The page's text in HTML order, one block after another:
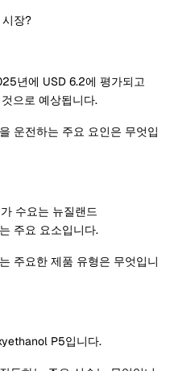
장?
년에 USD 6.2에 평가되고
으로 예상됩니다.
운전하는 주요 요인은 무엇입
수요는 뉴질랜드
주요 요소입니다.
주요한 제품 유형은 무엇입니
P5입니다.